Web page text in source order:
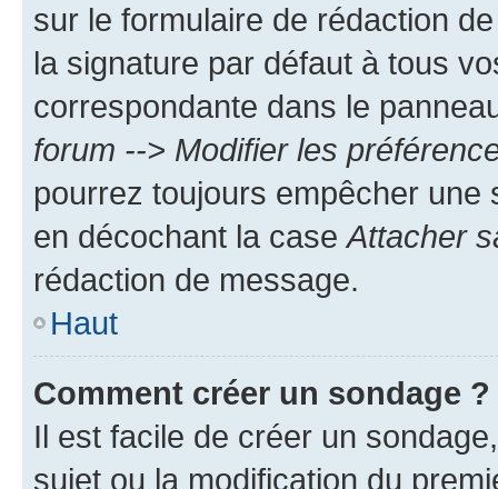
sur le formulaire de rédaction
la signature par défaut à tous
correspondante dans le
forum --> Modifier les
pourrez toujours empêcher une
en décochant la caseAttacher
rédaction de message.
Haut
Comment créer un sondage ?
Il est facile de créer un
sujet ou la modification du